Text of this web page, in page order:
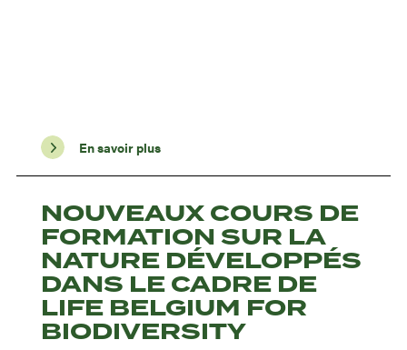
En savoir plus
NOUVEAUX COURS DE
FORMATION SUR LA
NATURE DÉVELOPPÉS
DANS LE CADRE DE
LIFE BELGIUM FOR
BIODIVERSITY